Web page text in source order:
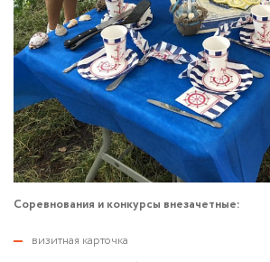
Соревнования и конкурсы внезачетные:
визитная карточка